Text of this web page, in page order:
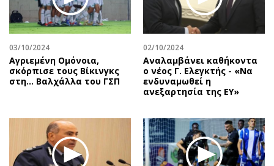
Περιβάλλον
Ελλάδα
Κόσμος
Παράξενα
Πολιτισμός
Μουσική
Εικαστικά
Ταξίδια
Συνταγές
Έξοδος
Media
Εκπομπές
Wine routes
Uncut
Προσφορές
03/10/2024
Αγριεμένη Ομόνοια,
σκόρπισε τους Βίκινγκς
στη… Βαλχάλλα του ΓΣΠ
02/10/2024
Αναλαμβάνει καθήκοντα
ο νέος Γ. Ελεγκτής - «Να
ενδυναμωθεί η
ανεξαρτησία της ΕΥ»